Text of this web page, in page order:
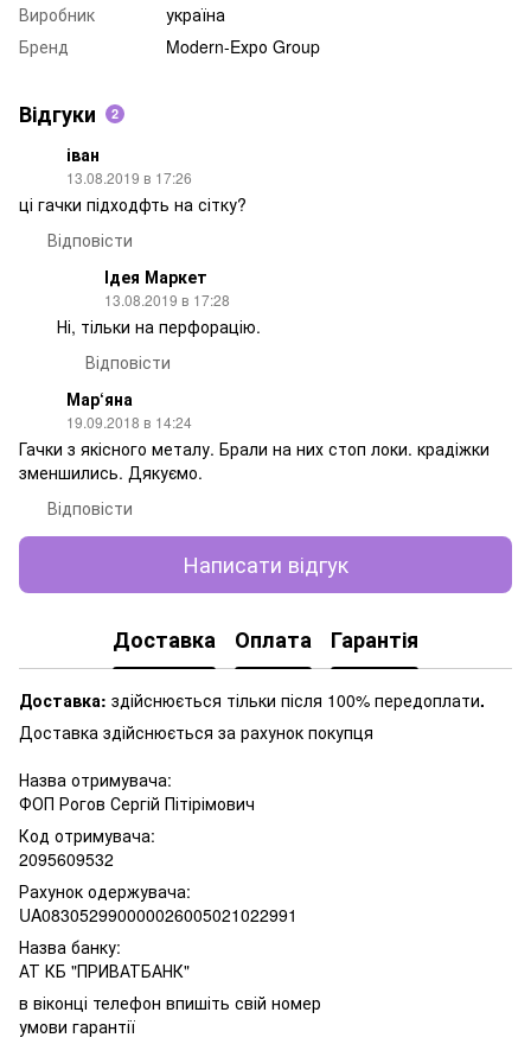
Виробник
україна
Бренд
Modern-Eхро Group
Відгуки 2
іван
13.08.2019 в 17:26
ці гачки підходфть на сітку?
Відповісти
Ідея Маркет
13.08.2019 в 17:28
Ні, тільки на перфорацію.
Відповісти
Мар‘яна
19.09.2018 в 14:24
Гачки з якісного металу. Брали на них стоп локи. крадіжки
зменшились. Дякуємо.
Відповісти
Написати відгук
Доставка Оплата Гарантія
Доставка: здійснюється тільки після 100% передоплати.
Доставка здійснюється за рахунок покупця
Назва отримувача:
ФОП Рогов Сергій Пітірімович
Код отримувача:
2095609532
Рахунок одержувача:
UA083052990000026005021022991
Назва банку:
АТ КБ "ПРИВАТБАНК"
в віконці телефон впишіть свій номер
умови гарантії